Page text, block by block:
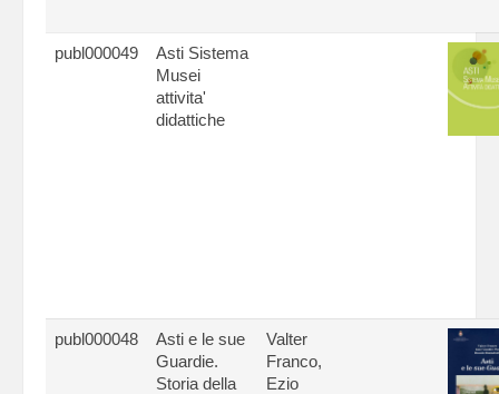
publ000049
Asti Sistema
Musei
attivita'
didattiche
publ000048
Asti e le sue
Guardie.
Storia della
Valter
Franco,
Ezio